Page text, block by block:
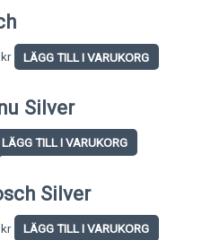
kr LÄGG TILL I VARUKORG
Silver
LÄGG TILL I VARUKORG
Silver
kr LÄGG TILL I VARUKORG